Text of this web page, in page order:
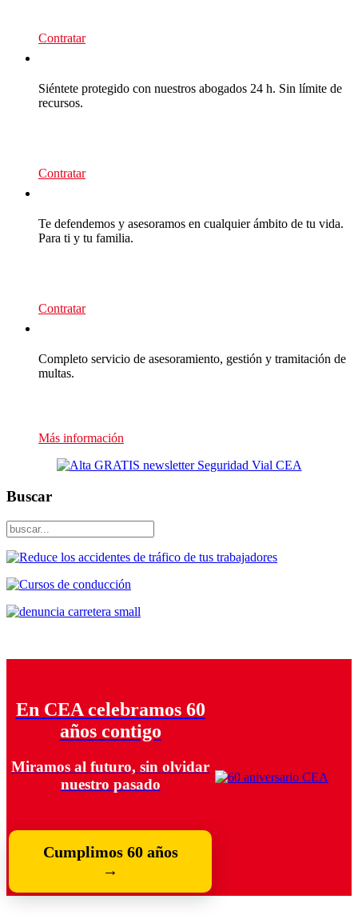
Contratar
Siéntete protegido con nuestros abogados 24 h. Sin límite de
recursos.
Contratar
Te defendemos y asesoramos en cualquier ámbito de tu vida.
Para ti y tu familia.
Contratar
Completo servicio de asesoramiento, gestión y tramitación de
multas.
Más información
Buscar
En CEA celebramos 60
años contigo
Miramos al futuro, sin olvidar
nuestro pasado
Cumplimos 60 años
→